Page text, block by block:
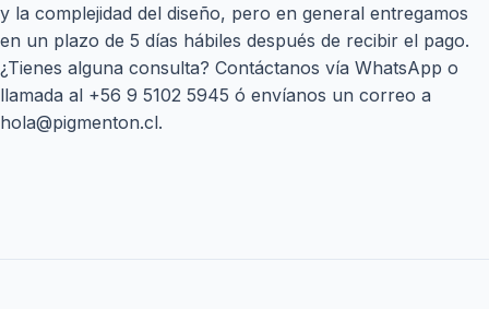
y la complejidad del diseño, pero en general entregamos
en un plazo de 5 días hábiles después de recibir el pago.
¿Tienes alguna consulta? Contáctanos vía WhatsApp o
llamada al +56 9 5102 5945 ó envíanos un correo a
hola@pigmenton.cl.